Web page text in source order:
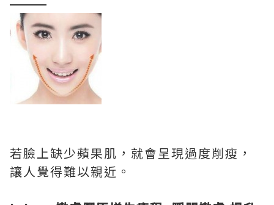
若臉上缺少蘋果肌，就會呈現過度削瘦，
讓人覺得難以親近。